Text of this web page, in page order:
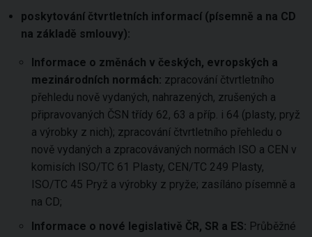
poskytování čtvrtletních informací (písemně a na CD
na základě smlouvy):
Informace o změnách v českých, evropských a
mezinárodních normách: zpracování čtvrtletního
přehledu nově vydaných, nahrazených, zrušených a
připravovaných ČSN třídy 62, 63 a příp. i 64 (plasty, pryž
a výrobky z nich); zpracování čtvrtletního přehledu o
nově vydaných a zpracovávaných normách ISO a CEN v
komisích ISO/TC 61 Plasty, CEN/TC 249 Plasty,
ISO/TC 45 Pryž a výrobky z pryže; zasíláno písemně a
na CD;
Informace o nové legislativě ČR, SR a ES: Průběžné